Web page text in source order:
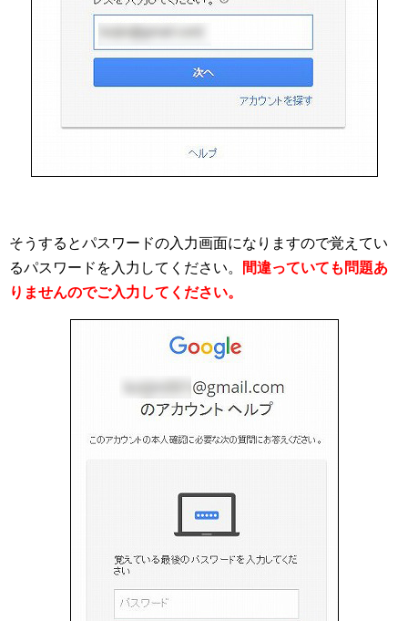
そうするとパスワードの入力画面になりますので覚えてい
るパスワードを入力してください。
間違っていても問題あ
りませんのでご入力してください。